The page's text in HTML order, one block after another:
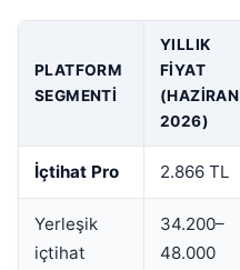
PLATFORM
SEGMENTI
YILLIK
FIYAT
(HAZIRAN
2026)
İçtihat Pro 2.866 TL
Yerleşik
içtihat
34.200–
48.000